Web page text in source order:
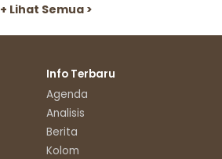
+ Lihat Semua >
Info Terbaru
Agenda
Analisis
Berita
Kolom